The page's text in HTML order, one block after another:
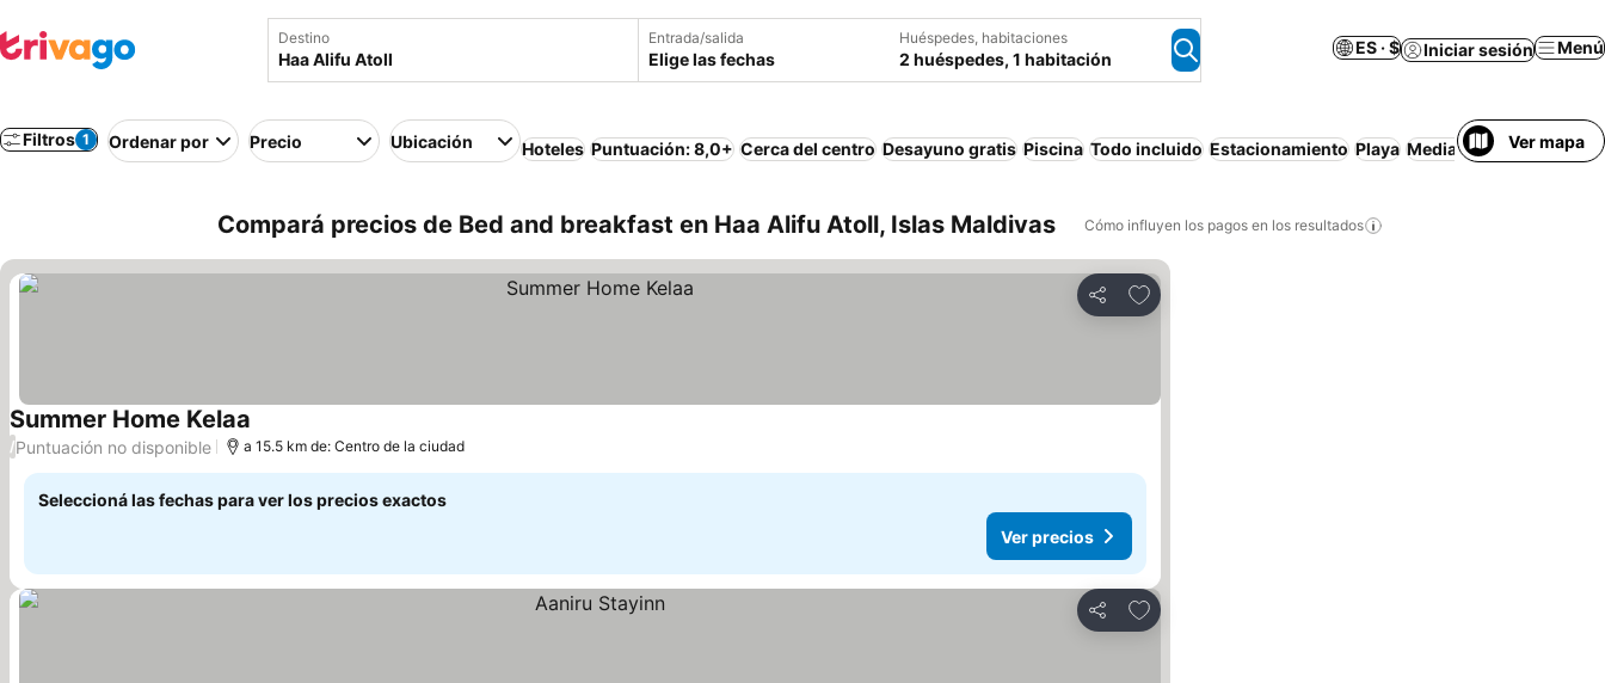
Destino Entrada/salida
Elige las fechas
Huéspedes, habitaciones
2 huéspedes, 1 habitación
ES · $ Iniciar sesión Menú
Filtros 1 Ordenar por Precio Ubicación Hoteles Puntuación: 8,0+ Cerca del centro Desayuno gratis Piscina Todo incluido Estacionamiento Playa Media pensiónVer mapa
Compará precios de Bed and breakfast en Haa Alifu Atoll, Islas Maldivas Cómo influyen los pagos en los resultados
Compartir
Añadir a favoritos
Summer Home Kelaa
/Puntuación no disponible a 15.5 km de: Centro de la ciudad
Seleccioná las fechas para ver los precios exactos
Ver precios
Compartir
Añadir a favoritos